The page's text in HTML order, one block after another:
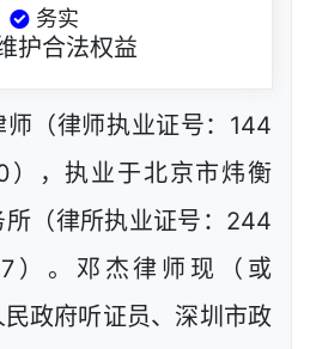
务实
护合法权益
师（律师执业证号：144
），执业于北京市炜衡
所（律所执业证号：244
）。邓杰律师现（或
政府听证员、深圳市政